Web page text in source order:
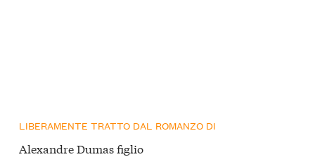
LIBERAMENTE TRATTO DAL ROMANZO DI
Alexandre Dumas figlio